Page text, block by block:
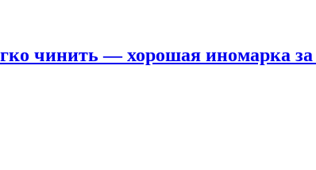
чинить — хорошая иномарка за